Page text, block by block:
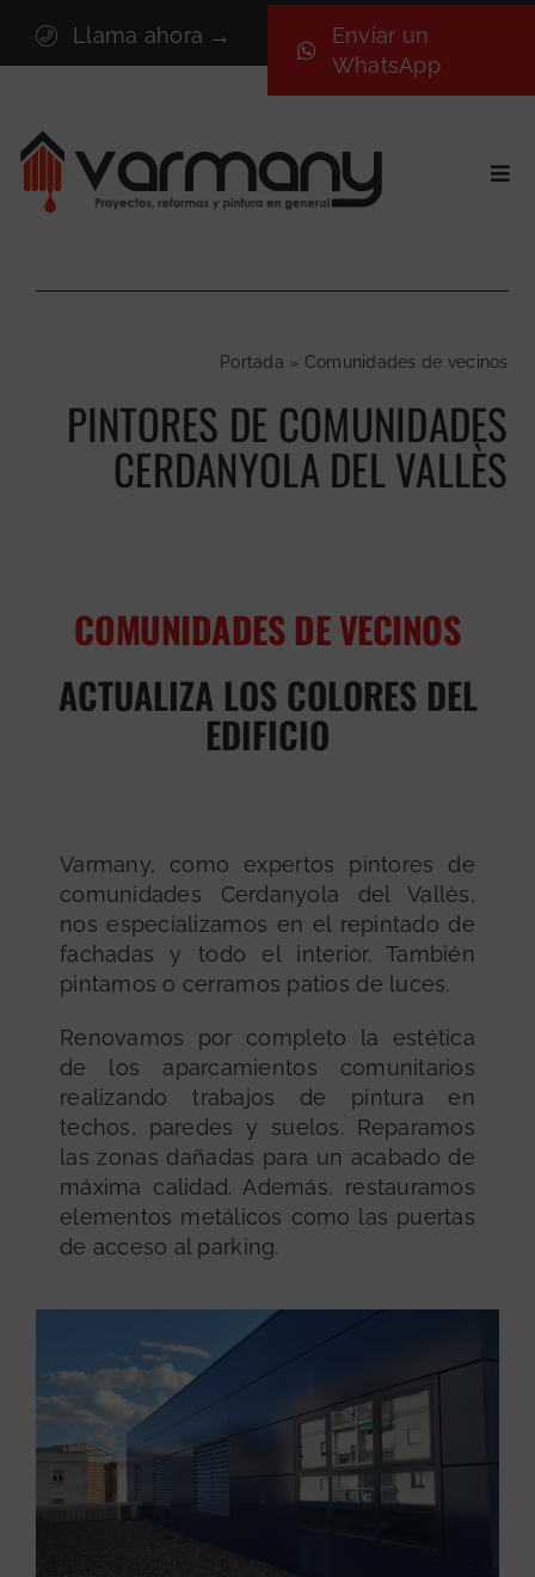
contenido
Llama ahora →
Enviar un
WhatsApp
Sectores
Nosotros
Portada » Comunidades de vecinos
PINTORES DE COMUNIDADES
CERDANYOLA DEL VALLÈS
COMUNIDADES DE VECINOS
ACTUALIZA LOS COLORES DEL
EDIFICIO
Varmany, como expertos pintores de
comunidades Cerdanyola del Vallès,
nos especializamos en el repintado de
fachadas y todo el interior. También
pintamos o cerramos patios de luces.
Renovamos por completo la estética
de los aparcamientos comunitarios
realizando trabajos de pintura en
techos, paredes y suelos. Reparamos
las zonas dañadas para un acabado de
máxima calidad. Además, restauramos
elementos metálicos como las puertas
de acceso al parking.